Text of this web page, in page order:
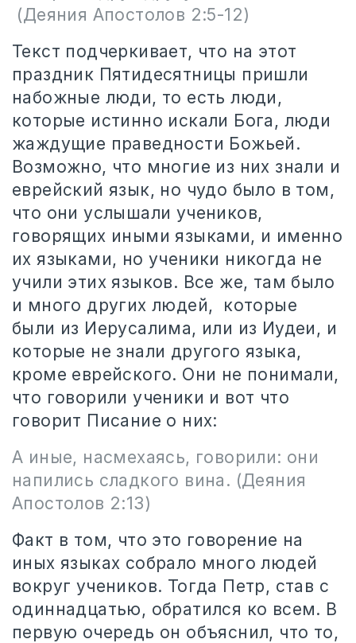
(Деяния Апостолов 2:5-12)
Текст подчеркивает, что на этот
праздник Пятидесятницы пришли
набожные люди, то есть люди,
которые истинно искали Бога, люди
жаждущие праведности Божьей.
Возможно, что многие из них знали и
еврейский язык, но чудо было в том,
что они услышали учеников,
говорящих иными языками, и именно
их языками, но ученики никогда не
учили этих языков. Все же, там было
и много других людей, которые
были из Иерусалима, или из Иудеи, и
которые не знали другого языка,
кроме еврейского. Они не понимали,
что говорили ученики и вот что
говорит Писание о них:
А иные, насмехаясь, говорили: они
напились сладкого вина. (Деяния
Апостолов 2:13)
Факт в том, что это говорение на
иных языках собрало много людей
вокруг учеников. Тогда Петр, став с
одиннадцатью, обратился ко всем. В
первую очередь он объяснил, что то,